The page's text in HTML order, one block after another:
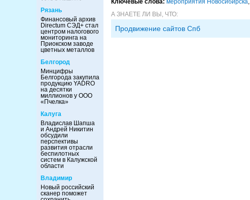
Рязань
Финансовый архив
Directum СЭД+ стал
центром налогового
мониторинга на
Приокском заводе
цветных металлов
Белгород
Минцифры
Белгорода закупила
продукцию YADRO
на десятки
миллионов у ООО
«Пчелка»
Калуга
Владислав Шапша
и Андрей Никитин
обсудили
перспективы
развития отрасли
беспилотных
систем в Калужской
области
Владимир
Новый российский
сканер поможет
Ключевые слова: мероприятия Новосибирска,
А ЗНАЕТЕ ЛИ ВЫ, ЧТО:
Продвижение сайтов Спб